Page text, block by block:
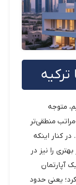
ترکیه
متوجه
منطقی‌تر
کنار اینکه
را نیز در
آپارتمان
۱,۲۰۰ لیر اجاره کرد؛ یعنی حدود